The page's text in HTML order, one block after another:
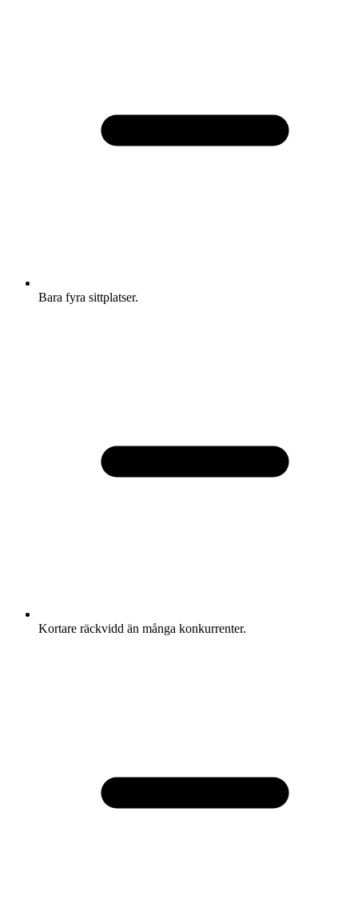
Bara fyra sittplatser.
Kortare räckvidd än många konkurrenter.